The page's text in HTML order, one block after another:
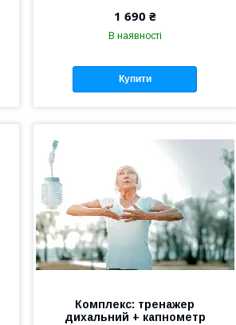
1 690 ₴
В наявності
Купити
Комплекс: тренажер
дихальний + капнометр